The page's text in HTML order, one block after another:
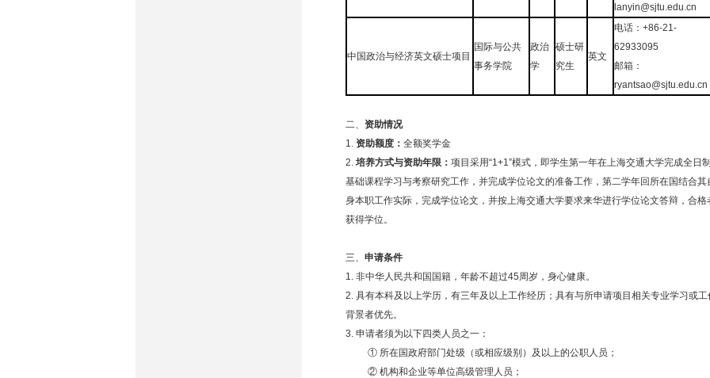
lanyin@sjtu.edu.cn
中国政治与经济英文硕士项目
国际与公共
事务学院
政治
学
硕士研
究生
英文
电话：+86-21-
62933095
邮箱：
ryantsao@sjtu.edu.cn
二、 资助情况
1. 资助额度： 全额奖学金
2. 培养方式与资助年限： 项目采用“1+1”模式，即学生第一年在上海交通大学完成全日制
基础课程学习与考察研究工作，并完成学位论文的准备工作，第二学年回所在国结合其
身本职工作实际，完成学位论文，并按上海交通大学要求来华进行学位论文答辩，合格
获得学位。
三、 申请条件
1. 非中华人民共和国国籍，年龄不超过45周岁，身心健康。
2. 具有本科及以上学历，有三年及以上工作经历；具有与所申请项目相关专业学习或工
背景者优先。
3. 申请者须为以下四类人员之一：
① 所在国政府部门处级（或相应级别）及以上的公职人员；
② 机构和企业等单位高级管理人员；